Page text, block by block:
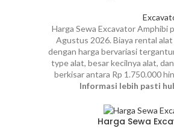
Harga Sewa Excavator Amphibi
Agustus 2026. Biaya rental
dengan harga bervariasi
type alat, besar kecilnya alat,
berkisar antara Rp 1.750.000
Informasi lebih pasti
Harga Sewa